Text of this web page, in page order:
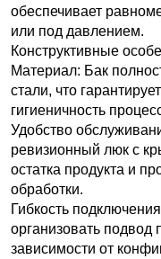
обеспечивает
или под давлением.
Конструктивные
Материал: Бак
стали, что
гигиеничность
Удобство
ревизионный люк с
остатка продукта и
обработки.
Гибкость
организовать подвод
зависимости от